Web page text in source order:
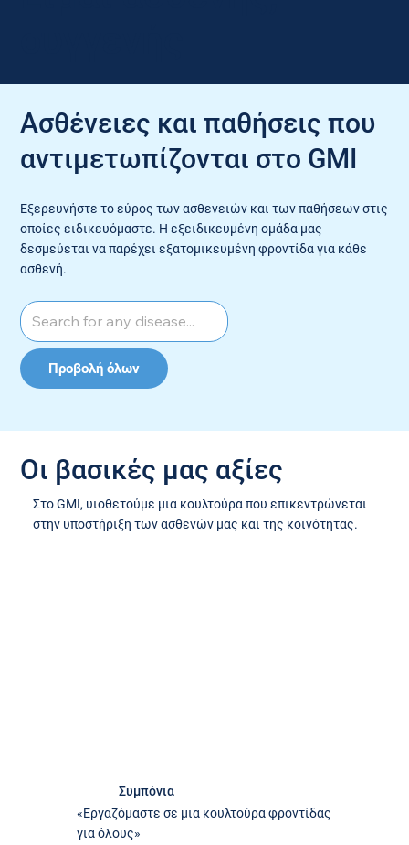
Ασθένειες και παθήσεις που
αντιμετωπίζονται στο GMI
Εξερευνήστε το εύρος των ασθενειών και των παθήσεων στις
οποίες ειδικευόμαστε. Η εξειδικευμένη ομάδα μας
δεσμεύεται να παρέχει εξατομικευμένη φροντίδα για κάθε
ασθενή.
Προβολή όλων
Οι βασικές μας αξίες
Στο GMI, υιοθετούμε μια κουλτούρα που επικεντρώνεται
στην υποστήριξη των ασθενών μας και της κοινότητας.
Συμπόνια
«Εργαζόμαστε σε μια κουλτούρα φροντίδας
για όλους»